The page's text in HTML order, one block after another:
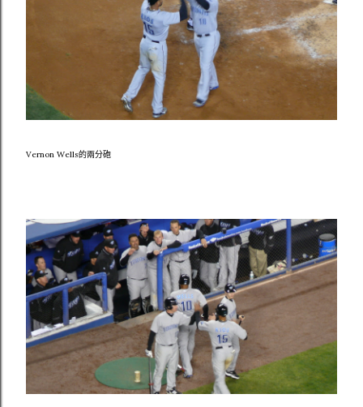
Vernon Wells的兩分砲